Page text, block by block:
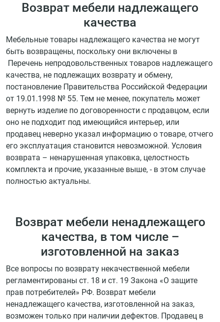
Возврат мебели надлежащего
качества
Мебельные товары надлежащего качества не могут
быть возвращены, поскольку они включены в
Перечень непродовольственных товаров надлежащего
качества, не подлежащих возврату и обмену,
постановление Правительства Российской Федерации
от 19.01.1998 № 55. Тем не менее, покупатель может
вернуть изделие по договоренности с продавцом, если
оно не подходит под имеющийся интерьер, или
продавец неверно указал информацию о товаре, отчего
его эксплуатация становится невозможной. Условия
возврата – ненарушенная упаковка, целостность
комплекта и прочие, указанные выше, - в этом случае
полностью актуальны.
Возврат мебели ненадлежащего
качества, в том числе –
изготовленной на заказ
Все вопросы по возврату некачественной мебели
регламентированы ст. 18 и ст. 19 Закона «О защите
прав потребителей» РФ. Возврат мебели
ненадлежащего качества, изготовленной на заказ,
возможен только при наличии дефектов. Продавец в